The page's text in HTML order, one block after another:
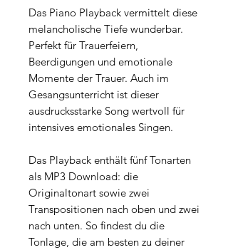
Das Piano Playback vermittelt diese
melancholische Tiefe wunderbar.
Perfekt für Trauerfeiern,
Beerdigungen und emotionale
Momente der Trauer. Auch im
Gesangsunterricht ist dieser
ausdrucksstarke Song wertvoll für
intensives emotionales Singen.
Das Playback enthält fünf Tonarten
als MP3 Download: die
Originaltonart sowie zwei
Transpositionen nach oben und zwei
nach unten. So findest du die
Tonlage, die am besten zu deiner